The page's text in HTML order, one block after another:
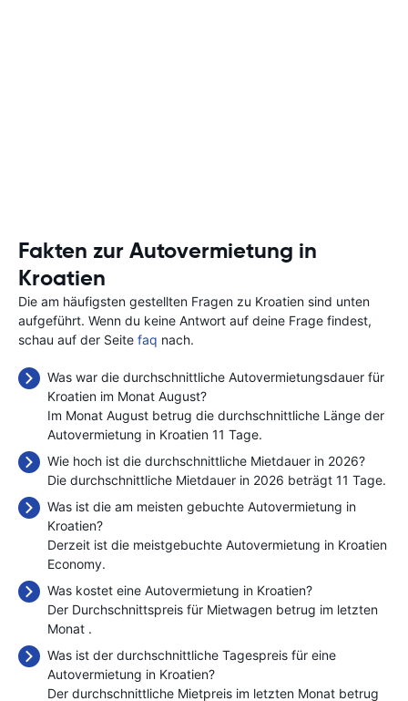
Fakten zur Autovermietung in
Kroatien
Die am häufigsten gestellten Fragen zu Kroatien sind unten
aufgeführt. Wenn du keine Antwort auf deine Frage findest,
schau auf der Seite faq nach.
Was war die durchschnittliche Autovermietungsdauer für
Kroatien im Monat August?
Im Monat August betrug die durchschnittliche Länge der
Autovermietung in Kroatien 11 Tage.
Wie hoch ist die durchschnittliche Mietdauer in 2026?
Die durchschnittliche Mietdauer in 2026 beträgt 11 Tage.
Was ist die am meisten gebuchte Autovermietung in
Kroatien?
Derzeit ist die meistgebuchte Autovermietung in Kroatien
Economy.
Was kostet eine Autovermietung in Kroatien?
Der Durchschnittspreis für Mietwagen betrug im letzten
Monat .
Was ist der durchschnittliche Tagespreis für eine
Autovermietung in Kroatien?
Der durchschnittliche Mietpreis im letzten Monat betrug